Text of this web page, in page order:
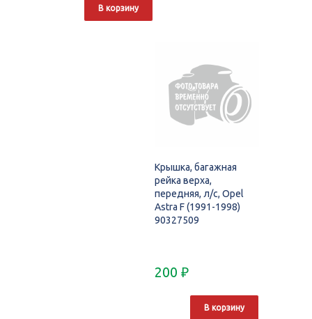
В корзину
Крышка, багажная
рейка верха,
передняя, л/с, Opel
Astra F (1991-1998)
90327509
200 ₽
В корзину